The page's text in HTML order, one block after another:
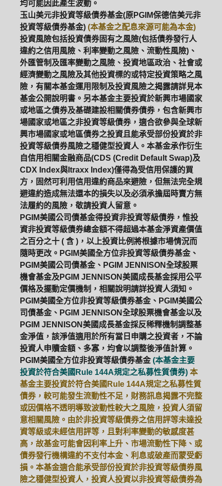
均可能因此產生波動。
玉山美元非投資等級債券基金(原PGIM保德信美元非
投資等級債券基金) (本基金之配息來源可能為本金)
投資風險包括投資債券固有之風險(包括債券發行人
違約之信用風險、利率變動之風險、流動性風險)、
外匯管制及匯率變動之風險、投資地區政治、社會或
經濟變動之風險及其他投資標的或特定投資策略之風
險，有關本基金運用限制及投資風險之揭露請詳見本
基金公開說明書。另本基金主要投資於新興市場國家
或地區之債券及基礎建設相關債券債券，包含新興市
場國家或地區之非投資等級債券，適合欲參與全球新
興市場國家或地區債券之投資且能承受部份投資於非
投資等級債券風險之穩健型投資人。本基金承作衍生
自信用相關金融商品(CDS (Credit Default Swap)及
CDX Index與Itraxx Index)僅得為受信用保護的買
方，固然可利用信用違約商品來避險，但無法完全規
避違約造成無法還本的損失以及必須承擔屆時賣方無
法履約的風險，敬請投資人留意。
PGIM美國公司債基金得投資非投資等級債券，惟投
資非投資等級債券總金額不得超過本基金淨資產價值
之百分之十 ( 含 )，以上投資比例將根據市場情況而
隨時更改。PGIM美國全方位非投資等級債券基金、
PGIM美國公司債基金、PGIM JENNISON全球股票
機會基金及PGIM JENNISON美國成長基金採用公平
價格及擺動定價機制，相關說明請詳投資人須知。
PGIM美國全方位非投資等級債券基金、PGIM美國公
司債基金、PGIM JENNISON全球股票機會基金以及
PGIM JENNISON美國成長基金採反稀釋機制調整基
金淨值，該淨值適用於所有當日申購之投資者，不論
投資人申贖金額、多寡，均會以調整後淨值計算。
PGIM美國全方位非投資等級債券基金 (本基金主要
投資於符合美國Rule 144A規定之私募性質債券) 本
基金主要投資於符合美國Rule 144A規定之私募性質
債券，較可能發生流動性不足，財務訊息揭露不完整
或因價格不透明導致波動性較大之風險，投資人須留
意相關風險。由於非投資等級債券之信用評等未達投
資等級或未經信用評等，且對利率變動的敏感度甚
高，故基金可能會因利率上升、市場流動性下降、或
債券發行機構違約不支付本金、利息或破產而蒙受虧
損。本基金適合能承受部份投資於非投資等級債券風
險之穩健型投資人，投資人投資以非投資等級債券為